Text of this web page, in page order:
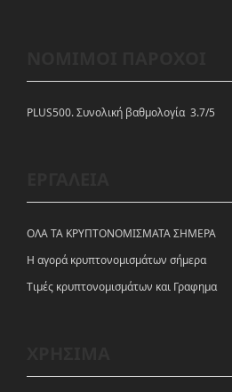
PLUS500. Συνολική βαθμολογία 3.7/5
ΟΛΑ ΤΑ ΚΡΥΠΤΟΝΟΜΙΣΜΑΤΑ ΣΗΜΕΡΑ
Η αγορά κρυπτονομισμάτων σήμερα
Tιμές κρυπτονομισμάτων και Γραφημα